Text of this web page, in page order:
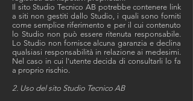
Il sito Studio Tecnico AB potrebbe contenere link
a siti non gestiti dallo Studio, i quali sono forniti
come semplice riferimento e per il cui contenuto
lo Studio non può essere ritenuta responsabile.
Lo Studio non fornisce alcuna garanzia e declina
qualsiasi responsabilità in relazione ai medesimi.
Nel caso in cui l'utente decida di consultarli lo fa
a proprio rischio.
2. Uso del sito Studio Tecnico AB